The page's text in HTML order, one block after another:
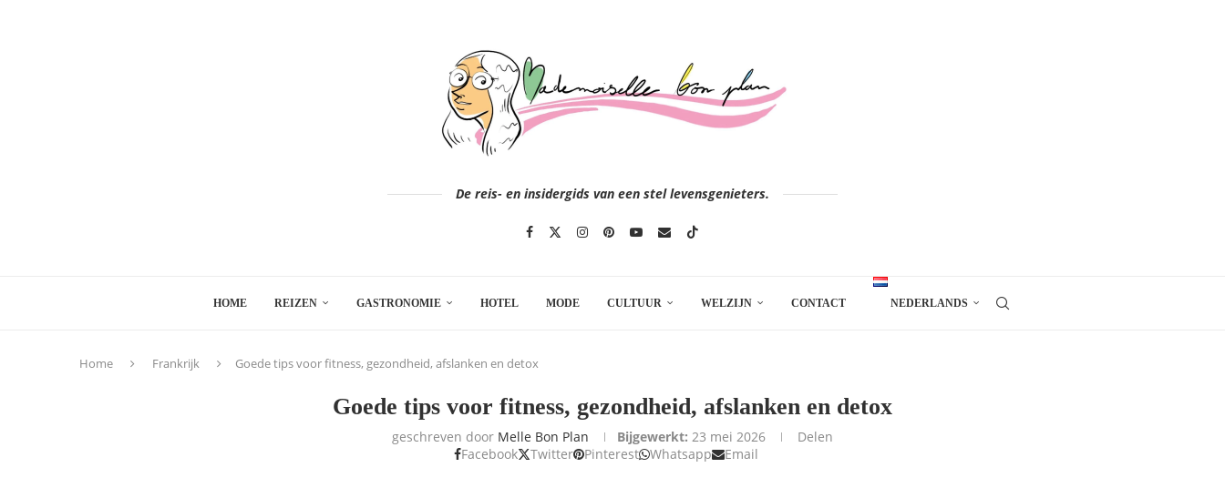
De reis- en insidergids van een stel levensgenieters.
HOME REIZEN GASTRONOMIE HOTEL MODE CULTUUR WELZIJN CONTACT NEDERLANDS
Home Frankrijk Goede tips voor fitness, gezondheid, afslanken en detox
Goede tips voor fitness, gezondheid, afslanken en detox
geschreven door Melle Bon Plan Bijgewerkt: 23 mei 2026
Delen
Facebook
Twitter Pinterest Whatsapp Email